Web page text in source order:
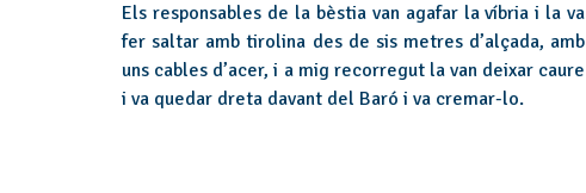
Els responsables de la bèstia van agafar la víbria i la va
fer saltar amb tirolina des de sis metres d’alçada, amb
uns cables d’acer, i a mig recorregut la van deixar caure
i va quedar dreta davant del Baró i va cremar-lo.